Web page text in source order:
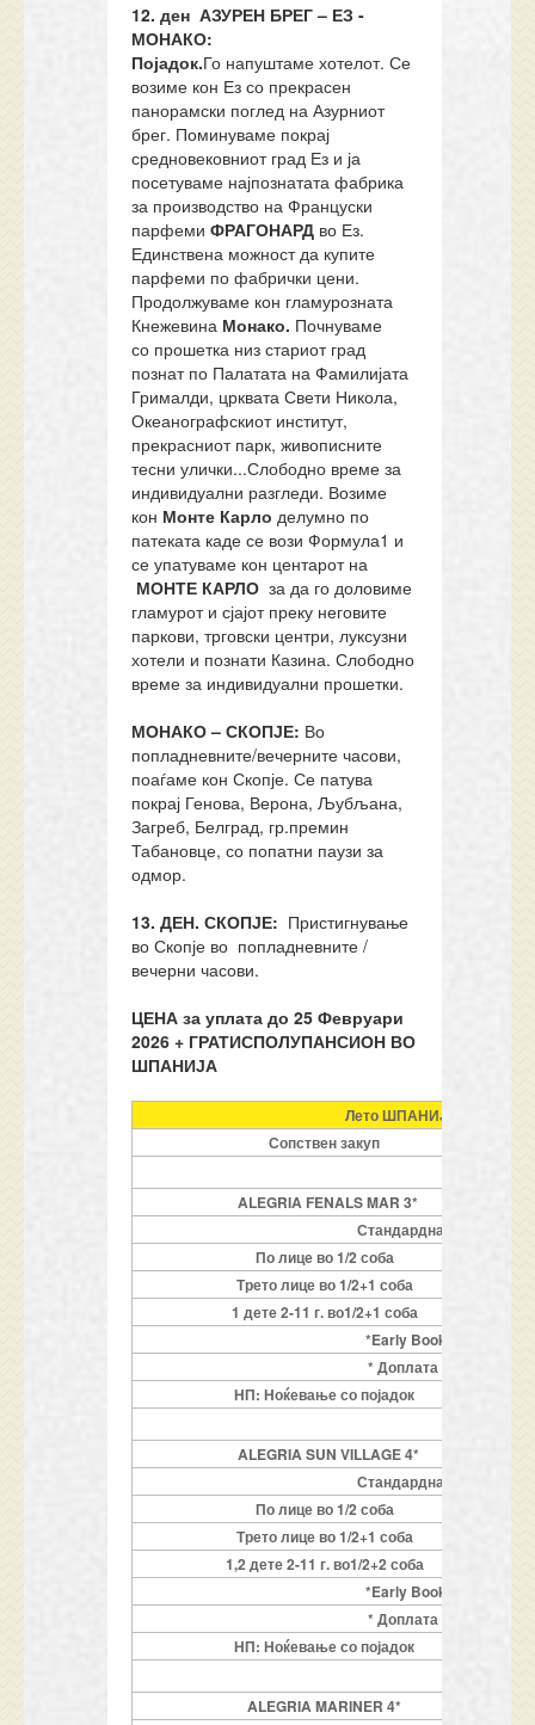
12.денАЗУРЕН БРЕГ– ЕЗ -
МОНАКО:
Појадок.Го напуштаме хотелот. Се
возиме кон Ез со прекрасен
панорамски поглед на Азурниот
брег. Поминуваме покрај
средновековниот град Ез и ја
посетуваме најпознатата фабрика
за производство на Француски
парфемиФРАГОНАРД во Ез.
Единствена можност да купите
парфеми по фабрички цени.
Продолжуваме кон гламурозната
Кнежевина Монако. Почнуваме
со прошетка низ стариот град
познат по Палатата на Фамилијата
Грималди, црквата Свети Никола,
Океанографскиот институт,
прекрасниот парк, живописните
тесни улички...Слободно време за
индивидуални разгледи. Возиме
кон Монте Карло делумно по
патеката каде се вози Формула1 и
се упатуваме кон центарот на
МОНТЕ КАРЛО за да го доловиме
гламурот и сјајот преку неговите
паркови, трговски центри, луксузни
хотели и познати Казина. Слободно
време за индивидуални прошетки.
МОНАКО–СКОПЈЕ: Во
попладневните/вечерните часови,
поаѓаме кон Скопје. Се патува
покрај Генова, Верона, Љубљана,
Загреб, Белград, гр.премин
Табановце, со попатни паузи за
одмор.
13. ДЕН. СКОПЈЕ: Пристигнување
во Скопје во попладневните /
вечерни часови.
ЦЕНАза уплата до 25Февруари
2026 + ГРАТИСПОЛУПАНСИОН ВО
ШПАНИЈА
Лето ШПАНИЈА 2026
Сопствен закуп
ALEGRIA FENALS MAR 3*
Стандардна соба
По лице во 1/2 соба
Трето лице во 1/2+1 соба
1 дете 2-11 г. во1/2+1 соба
*Early Booking:
* Доплата за 6
НП: Ноќевање со појадок
ALEGRIA SUN VILLAGE 4*
Стандардна соба
По лице во 1/2 соба
Трето лице во 1/2+1 соба
1,2 дете 2-11 г. во1/2+2 соба
*Early Booking:
* Доплата за 6
НП: Ноќевање со појадок
ALEGRIA MARINER 4*